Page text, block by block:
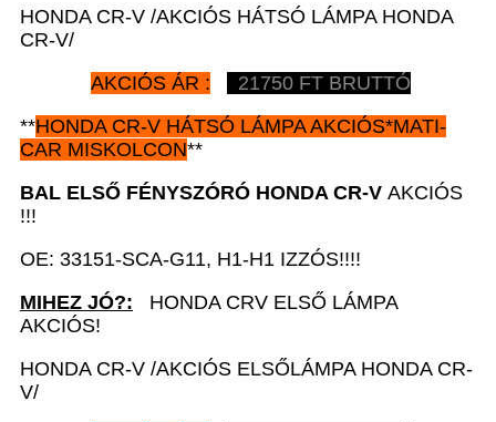
HONDA CR-V /AKCIÓS HÁTSÓ LÁMPA HONDA
CR-V/
AKCIÓS ÁR :
21750 FT BRUTTÓ
**HONDA CR-V HÁTSÓ LÁMPA AKCIÓS*MATI-
CAR MISKOLCON**
BAL ELSŐ FÉNYSZÓRÓ HONDA CR-V AKCIÓS
!!!
OE: 33151-SCA-G11, H1-H1 IZZÓS!!!!
MIHEZ JÓ?: HONDA CRV ELSŐ LÁMPA
AKCIÓS!
HONDA CR-V /AKCIÓS ELSŐLÁMPA HONDA CR-
V/